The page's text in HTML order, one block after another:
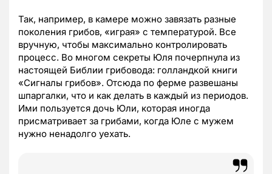
Так, например, в камере можно завязать разные
поколения грибов, «играя» с температурой. Все
вручную, чтобы максимально контролировать
процесс. Во многом секреты Юля почерпнула из
настоящей Библии грибовода: голландкой книги
«Сигналы грибов». Отсюда по ферме развешаны
шпаргалки, что и как делать в каждый из периодов.
Ими пользуется дочь Юли, которая иногда
присматривает за грибами, когда Юле с мужем
нужно ненадолго уехать.